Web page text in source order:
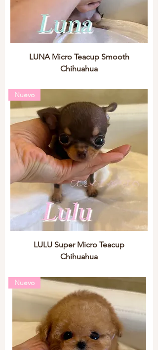
LUNA Micro Teacup Smooth
Chihuahua
Nuevo
LULU Super Micro Teacup
Chihuahua
Nuevo